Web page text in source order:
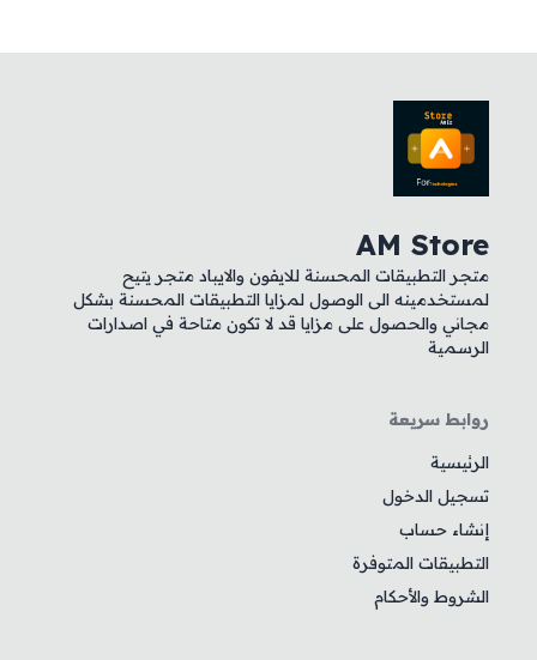
AM Store
متجر التطبيقات المحسنة للايفون والايباد متجر يتيح
لمستخدمينه الى الوصول لمزايا التطبيقات المحسنة بشكل
مجاني والحصول على مزايا قد لا تكون متاحة في اصدارات
الرسمية
روابط سريعة
الرئيسية
تسجيل الدخول
إنشاء حساب
التطبيقات المتوفرة
الشروط والأحكام